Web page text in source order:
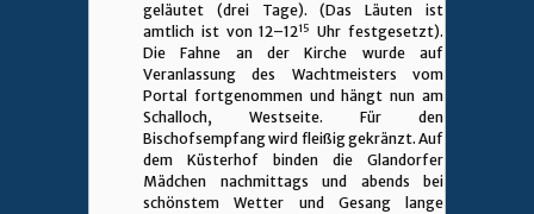
geläutet (drei Tage). (Das Läuten ist
amtlich ist von 12–1215
Uhr festgesetzt).
Die Fahne an der Kirche wurde auf
Veranlassung des Wachtmeisters vom
Portal fortgenommen und hängt nun am
Schalloch, Westseite. Für den
Bischofsempfang wird fleißig gekränzt. Auf
dem Küsterhof binden die Glandorfer
Mädchen nachmittags und abends bei
schönstem Wetter und Gesang lange